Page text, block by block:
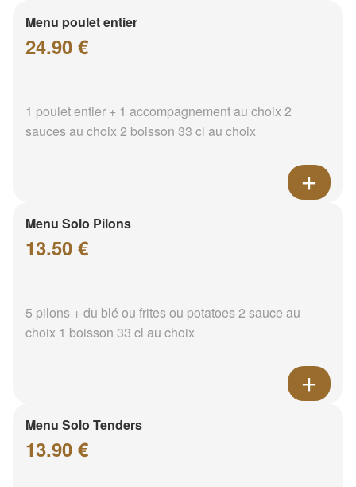
Menu poulet entier
24.90 €
1 poulet entier + 1 accompagnement au choix 2
sauces au choix 2 boisson 33 cl au choix
Menu Solo Pilons
13.50 €
5 pilons + du blé ou frites ou potatoes 2 sauce au
choix 1 boisson 33 cl au choix
Menu Solo Tenders
13.90 €